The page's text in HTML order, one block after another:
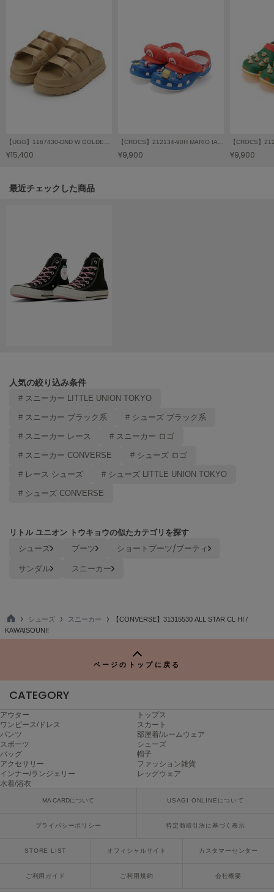
Henon.
へノン
HUNTER
ハンター
le coq sportif
ルコックスポルティフ
LILY BROWN Lingerie
リリーブラウンランジェリー
リトルユニオン トウキョウ
メイドオブオーガニクス
ミチュ コケット
MIESROHE
Mila Owen
ミラオーウェン
MUCHA
NEW Balance
ニューバランス
nezu
NOWNS
【UGG】1167430-DND W GOLDENGLOW SLIDE
¥15,400
【CROCS】212134-90H MARIO IAM CLS CLG
¥9,900
【CROCS】
¥9,900
関連記事
最近チェックした商品
人気の絞り込み条件
# スニーカー LITTLE UNION TOKYO
# スニーカー ブラック系 # シューズ ブラック系
# スニーカー レース # スニーカー ロゴ
# スニーカー CONVERSE # シューズ ロゴ
# レース シューズ # シューズ LITTLE UNION TOKYO
# シューズ CONVERSE
リトル ユニオン トウキョウの似たカテゴリを探す
シューズ ブーツ
ショートブーツ/ブーティ
サンダル
スニーカー
TO
P
シューズ スニーカー
【CONVERSE】31315530 ALL STAR CL HI /
KAWAISOUNI!
ページのトップに戻る
CATEGORY
アウター
トップス
ワンピース/ドレス
スカート
パンツ
部屋着/ルームウェア
スポーツ
シューズ
バッグ
帽子
アクセサリー
ファッション雑貨
インナー/ランジェリー
レッグウェア
水着/浴衣
MA CARDについて USAGI ONLINEについて
プライバシーポリシー 特定商取引法に基づく表示
STORE LIST オフィシャルサイト カスタマーセンター
ご利用ガイド ご利用規約 会社概要